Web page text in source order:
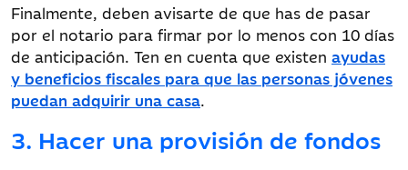
Finalmente, deben avisarte de que has de pasar
por el notario para firmar por lo menos con 10 días
de anticipación. Ten en cuenta que existen ayudas
y beneficios fiscales para que las personas jóvenes
puedan adquirir una casa.
3. Hacer una provisión de fondos